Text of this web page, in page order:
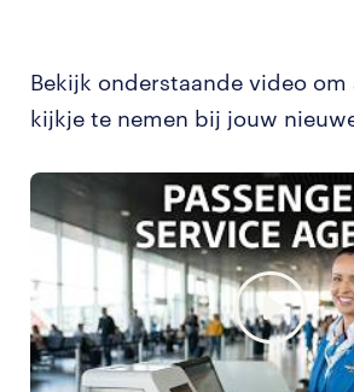
Bekijk onderstaande video om
kijkje te nemen bij jouw